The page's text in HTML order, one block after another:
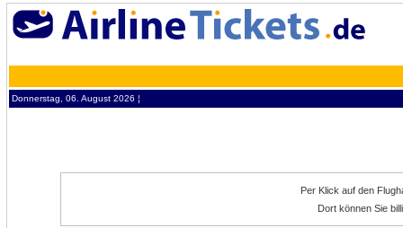
Donnerstag, 06. August 2026 ¦
Per Klick auf den
Dort können Sie